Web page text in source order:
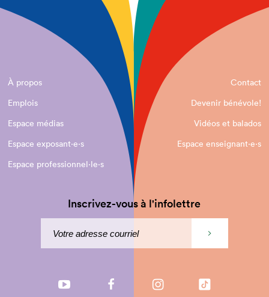
À propos
Contact
Emplois
Devenir bénévole!
Espace médias
Vidéos et balados
Espace exposant·e⋅s
Espace enseignant·e⋅s
Espace professionnel·le⋅s
Inscrivez-vous à l'infolettre